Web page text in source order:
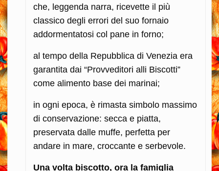
che, leggenda narra, ricevette il più
classico degli errori del suo fornaio
addormentatosi col pane in forno;
al tempo della Repubblica di Venezia era
garantita dai “Provveditori alli Biscotti”
come alimento base dei marinai;
in ogni epoca, è rimasta simbolo massimo
di conservazione: secca e piatta,
preservata dalle muffe, perfetta per
andare in mare, croccante e serbevole.
Una volta biscotto, ora la famiglia